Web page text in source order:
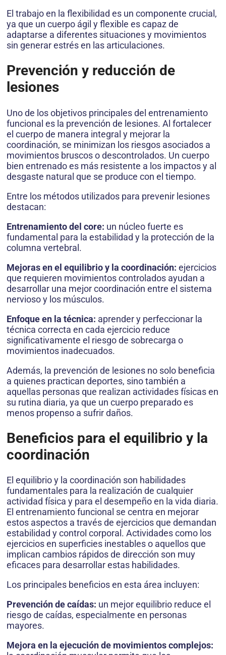
El trabajo en la flexibilidad es un componente crucial,
ya que un cuerpo ágil y flexible es capaz de
adaptarse a diferentes situaciones y movimientos
sin generar estrés en las articulaciones.
Prevención y reducción de
lesiones
Uno de los objetivos principales del entrenamiento
funcional es la prevención de lesiones. Al fortalecer
el cuerpo de manera integral y mejorar la
coordinación, se minimizan los riesgos asociados a
movimientos bruscos o descontrolados. Un cuerpo
bien entrenado es más resistente a los impactos y al
desgaste natural que se produce con el tiempo.
Entre los métodos utilizados para prevenir lesiones
destacan:
Entrenamiento del core: un núcleo fuerte es
fundamental para la estabilidad y la protección de la
columna vertebral.
Mejoras en el equilibrio y la coordinación: ejercicios
que requieren movimientos controlados ayudan a
desarrollar una mejor coordinación entre el sistema
nervioso y los músculos.
Enfoque en la técnica: aprender y perfeccionar la
técnica correcta en cada ejercicio reduce
significativamente el riesgo de sobrecarga o
movimientos inadecuados.
Además, la prevención de lesiones no solo beneficia
a quienes practican deportes, sino también a
aquellas personas que realizan actividades físicas en
su rutina diaria, ya que un cuerpo preparado es
menos propenso a sufrir daños.
Beneficios para el equilibrio y la
coordinación
El equilibrio y la coordinación son habilidades
fundamentales para la realización de cualquier
actividad física y para el desempeño en la vida diaria.
El entrenamiento funcional se centra en mejorar
estos aspectos a través de ejercicios que demandan
estabilidad y control corporal. Actividades como los
ejercicios en superficies inestables o aquellos que
implican cambios rápidos de dirección son muy
eficaces para desarrollar estas habilidades.
Los principales beneficios en esta área incluyen:
Prevención de caídas: un mejor equilibrio reduce el
riesgo de caídas, especialmente en personas
mayores.
Mejora en la ejecución de movimientos complejos: